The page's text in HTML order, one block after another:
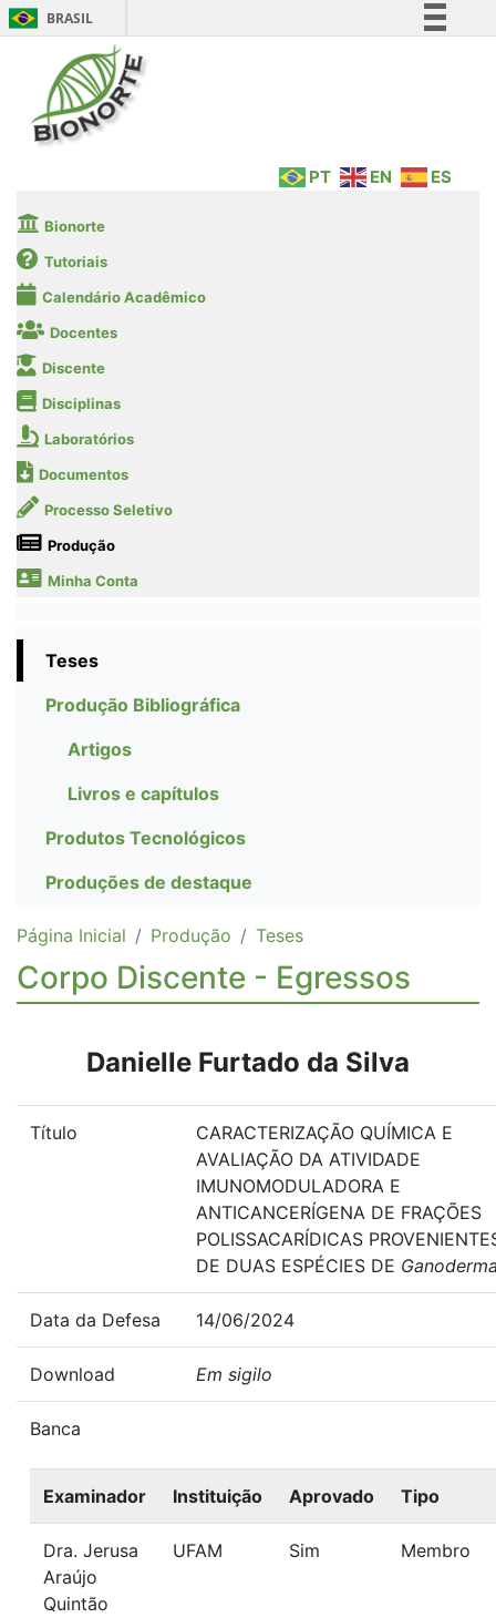
BRASIL
Legislação
PT EN ES
Bionorte
Tutoriais
Calendário Acadêmico
Docentes
Discente
Disciplinas
Laboratórios
Documentos
Processo Seletivo
Produção
Minha Conta
Teses
Produção Bibliográfica
Artigos
Livros e capítulos
Produtos Tecnológicos
Produções de destaque
Página Inicial Produção Teses
Corpo Discente - Egressos
Danielle Furtado da Silva
Título
CARACTERIZAÇÃO QUÍMICA E
AVALIAÇÃO DA ATIVIDADE
IMUNOMODULADORA E
ANTICANCERÍGENA DE FRAÇÕES
POLISSACARÍDICAS
DE DUAS ESPÉCIES DE
Data da Defesa 14/06/2024
Download Em sigilo
Banca
Examinador Instituição Aprovado Tipo
Dra. Jerusa
Araújo
Quintão
UFAM Sim Membro